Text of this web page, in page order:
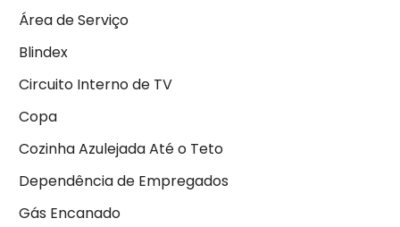
Área de Serviço
Blindex
Circuito Interno de TV
Copa
Cozinha Azulejada Até o Teto
Dependência de Empregados
Gás Encanado